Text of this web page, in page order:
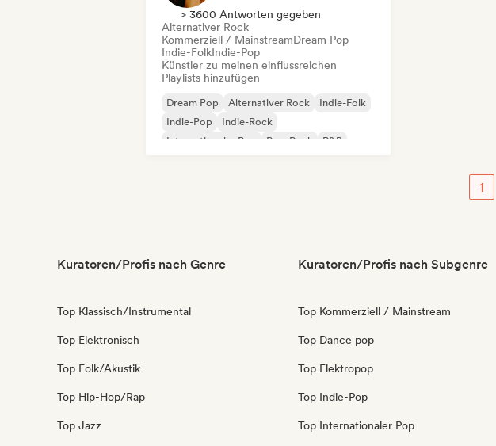
> 3600 Antworten gegeben
Alternativer Rock
Kommerziell / MainstreamDream Pop
Indie-FolkIndie-Pop
Künstler zu meinen einflussreichen
Playlists hinzufügen
Dream Pop Alternativer Rock
Indie-Folk
Indie-Pop
Indie-Rock
Internationaler Pop
Pop-Rock R&B
1
Kuratoren/Profis nach Genre
Top Klassisch/Instrumental
Top Elektronisch
Top Folk/Akustik
Top Hip-Hop/Rap
Top Jazz
Kuratoren/Profis nach Subgenre
Top Kommerziell / Mainstream
Top Dance pop
Top Elektropop
Top Indie-Pop
Top Internationaler Pop